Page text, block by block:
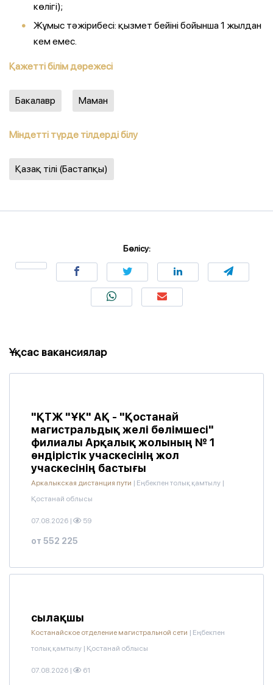
көлігі);
Жұмыс тәжірибесі: қызмет бейіні бойынша 1 жылдан
кем емес.
Қажетті білім дәрежесі
Бакалавр Маман
Міндетті түрде тілдерді білу
Қазақ тілі (Бастапқы)
Бөлісу:
Ұқсас вакансиялар
"ҚТЖ "ҰК" АҚ - "Қостанай
магистральдық желі бөлімшесі"
филиалы Арқалық жолының № 1
өндірістік учаскесінің жол
учаскесінің бастығы
Аркалыкская дистанция пути | Еңбекпен толық қамтылу |
Қостанай облысы
07.08.2026 | 59
от 552 225
сылақшы
Костанайское отделение магистральной сети | Еңбекпен
толық қамтылу | Қостанай облысы
07.08.2026 | 61